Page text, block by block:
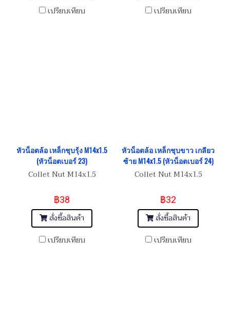
เปรียบเทียบ
เปรียบเทียบ
หัวน็อตล้อ เหล็กชุบรุ้ง M14x1.5
(หัวน็อตเบอร์ 23)
Collet Nut M14x1.5
฿38
สั่งซื้อสินค้า
เปรียบเทียบ
หัวน็อตล้อ เหล็กชุบขาว เกลียว
ซ้าย M14x1.5 (หัวน็อตเบอร์ 24)
Collet Nut M14x1.5
฿32
สั่งซื้อสินค้า
เปรียบเทียบ